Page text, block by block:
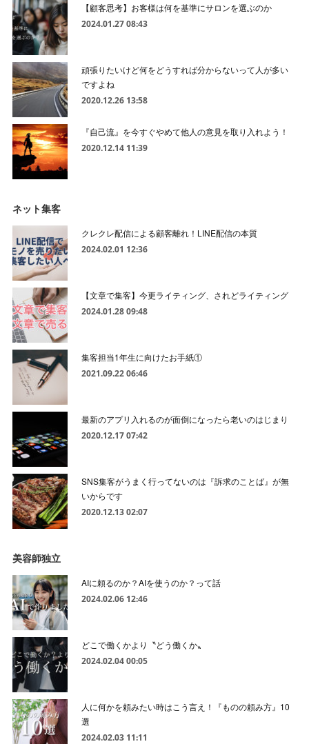
【顧客思考】お客様は何を基準にサロンを選ぶのか
2024.01.27 08:43
頑張りたいけど何をどうすれば分からないって人が多い
ですよね
2020.12.26 13:58
『自己流』を今すぐやめて他人の意見を取り入れよう！
2020.12.14 11:39
ネット集客
クレクレ配信による顧客離れ！LINE配信の本質
2024.02.01 12:36
【文章で集客】今更ライティング、されどライティング
2024.01.28 09:48
集客担当1年生に向けたお手紙①
2021.09.22 06:46
最新のアプリ入れるのが面倒になったら老いのはじまり
2020.12.17 07:42
SNS集客がうまく行ってないのは『訴求のことば』が無
いからです
2020.12.13 02:07
美容師独立
AIに頼るのか？AIを使うのか？って話
2024.02.06 12:46
どこで働くかより〝どう働くか〟
2024.02.04 00:05
人に何かを頼みたい時はこう言え！『ものの頼み方』10
選
2024.02.03 11:11